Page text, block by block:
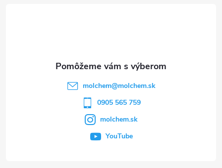
molchem@molchem.sk
0905 565 759
molchem.sk
YouTube